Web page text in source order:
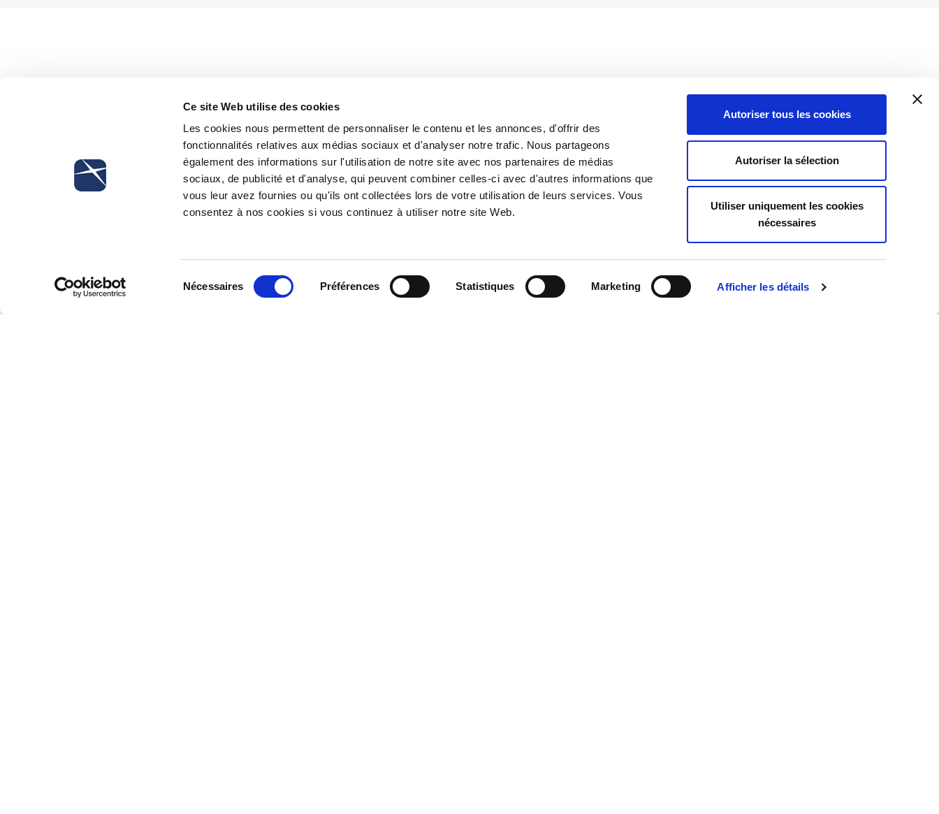
Ce site Web utilise des cookies
Les cookies nous permettent de personnaliser le contenu et les annonces, d'offrir des
fonctionnalités relatives aux médias sociaux et d'analyser notre trafic. Nous partageons
également des informations sur l'utilisation de notre site avec nos partenaires de médias
sociaux, de publicité et d'analyse, qui peuvent combiner celles-ci avec d'autres informations que
vous leur avez fournies ou qu'ils ont collectées lors de votre utilisation de leurs services. Vous
consentez à nos cookies si vous continuez à utiliser notre site Web.
Nécessaires Préférences Statistiques Marketing Afficher les détails
Autoriser tous les cookies
Autoriser la sélection
Utiliser uniquement les cookies
nécessaires
rigging (art. 2637 of the Civil Code), having considered the organizational model adopted complying with Leg. Decree 231/01.
Insights
Practice
Publications
Tu sais que